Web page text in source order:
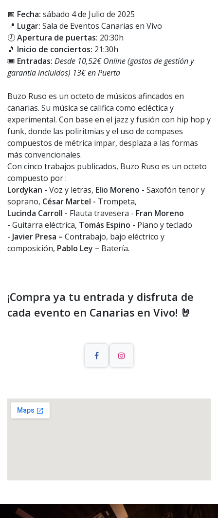
📅 Fecha: sábado 4 de Julio de 2025
📍 Lugar: Sala de Eventos Canarias en Vivo
🕗Apertura de puertas: 20:30h
🎵 Inicio de conciertos: 21:30h
🎟️ Entradas: Desde 10,52€ Online (gastos de gestión y
garantía incluídos) 13€ en Puerta
Buzo Ruso es un octeto de músicos afincados en
canarias. Su música se califica como ecléctica y
experimental. Con base en el jazz y fusión con hip hop y
funk, donde las poliritmias y el uso de compases
compuestos de métrica impar, desplaza a las formas
más convencionales.
Con cinco trabajos publicados, Buzo Ruso es un octeto
compuesto por :
Lordykan - Voz y letras, Elio Moreno - Saxofón tenor y
soprano, César Martel - Trompeta,
Lucinda Carroll - Flauta travesera - Fran Moreno
- Guitarra eléctrica, Tomás Espino - Piano y teclado
- Javier Presa – Contrabajo, bajo eléctrico y
composición, Pablo Ley – Batería.
¡Compra ya tu entrada y disfruta de
cada evento en Canarias en Vivo! 🤘